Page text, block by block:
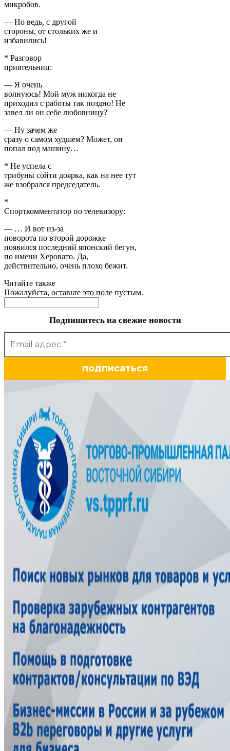
микробов.
— Но ведь, с другой
стороны, от стольких же и
избавились!
* Разговор
приятельниц:
— Я очень
волнуюсь! Мой муж никогда не
приходил с работы так поздно! Не
завел ли он себе любовницу?
— Ну зачем же
сразу о самом худшем? Может, он
попал под машину…
* Не успела с
трибуны сойти доярка, как на нее тут
же взобрался председатель.
*
Спорткомментатор по телевизору:
— … И вот из-за
поворота по второй дорожке
появился последний японский бегун,
по имени Херовато. Да,
действительно, очень плохо бежит.
Читайте также
Пожалуйста, оставьте это поле пустым.
Подпишитесь на свежие новости